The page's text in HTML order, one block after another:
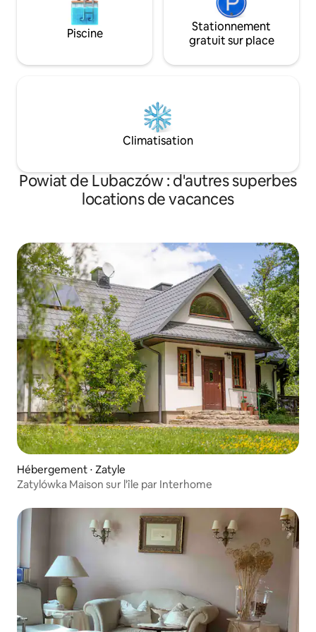
Piscine
Stationnement
gratuit sur place
Climatisation
Powiat de Lubaczów : d'autres superbes
locations de vacances
Hébergement ⋅ Zatyle
Zatylówka Maison sur l'île par Interhome